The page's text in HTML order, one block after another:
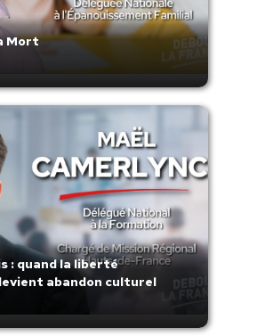
Mort
: quand la liberté
abandon culturel